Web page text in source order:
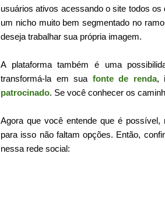
usuários ativos acessando o site todos
um nicho muito bem segmentado no
deseja trabalhar sua própria imagem.
A plataforma também é uma
transformá-la em sua fonte de renda,
patrocinado. Se você conhecer os
Agora que você entende que é
para isso não faltam opções. Então,
nessa rede social: